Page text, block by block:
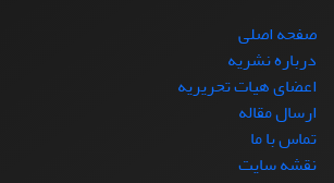
صفحه اصلی
درباره نشریه
اعضای هیات تحریریه
ارسال مقاله
تماس با ما
نقشه سایت